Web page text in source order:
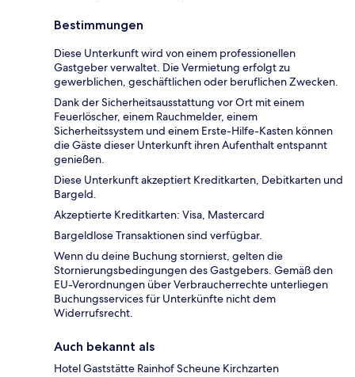
Bestimmungen
Diese Unterkunft wird von einem professionellen
Gastgeber verwaltet. Die Vermietung erfolgt zu
gewerblichen, geschäftlichen oder beruflichen Zwecken.
Dank der Sicherheitsausstattung vor Ort mit einem
Feuerlöscher, einem Rauchmelder, einem
Sicherheitssystem und einem Erste-Hilfe-Kasten können
die Gäste dieser Unterkunft ihren Aufenthalt entspannt
genießen.
Diese Unterkunft akzeptiert Kreditkarten, Debitkarten und
Bargeld.
Akzeptierte Kreditkarten: Visa, Mastercard
Bargeldlose Transaktionen sind verfügbar.
Wenn du deine Buchung stornierst, gelten die
Stornierungsbedingungen des Gastgebers. Gemäß den
EU-Verordnungen über Verbraucherrechte unterliegen
Buchungsservices für Unterkünfte nicht dem
Widerrufsrecht.
Auch bekannt als
Hotel Gaststätte Rainhof Scheune Kirchzarten